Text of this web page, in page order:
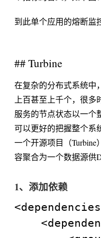
到此单个应用的熔断监
## Turbine
在复杂的分布式系统中
上百甚至上千个，很
服务的节点状态以一个
可以更好的把握整个系
一个开源项目（Turbine
容聚合为一个数据源供
1、添加依赖